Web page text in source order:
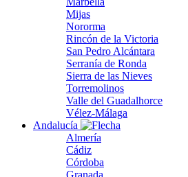
Mijas
Nororma
Rincón de la Victoria
San Pedro Alcántara
Serranía de Ronda
Sierra de las Nieves
Torremolinos
Valle del Guadalhorce
Vélez-Málaga
Andalucía
Almería
Cádiz
Córdoba